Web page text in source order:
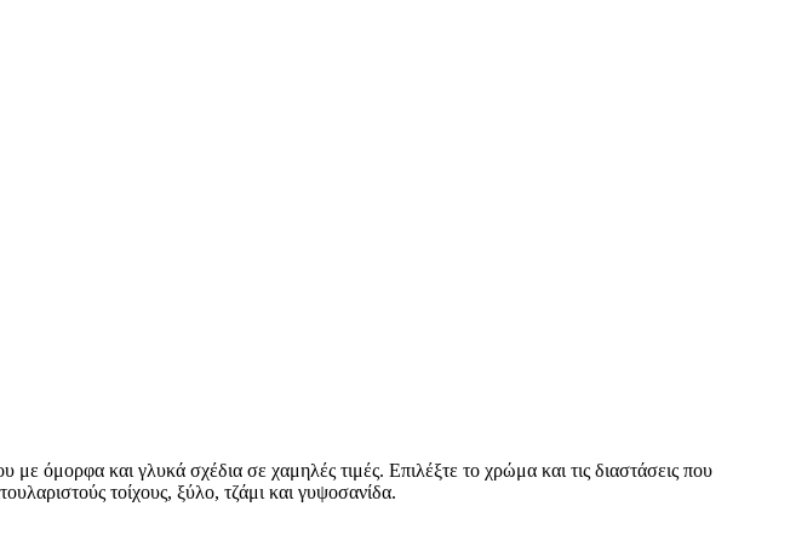
όμορφα και γλυκά σχέδια σε χαμηλές τιμές. Επιλέξτε το χρώμα και τις διαστάσεις που
τοίχους, ξύλο, τζάμι και γυψοσανίδα.